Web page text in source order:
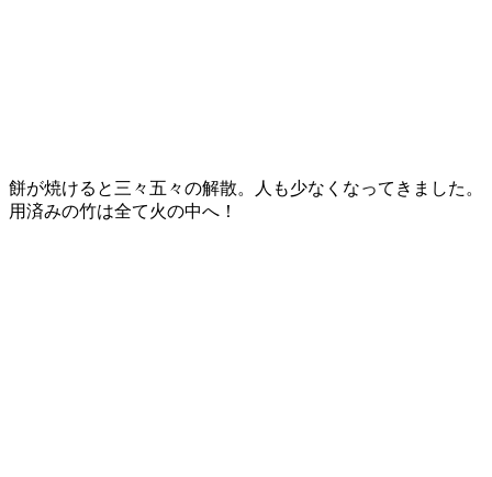
餅が焼けると三々五々の解散。人も少なくなってきました。
用済みの竹は全て火の中へ！